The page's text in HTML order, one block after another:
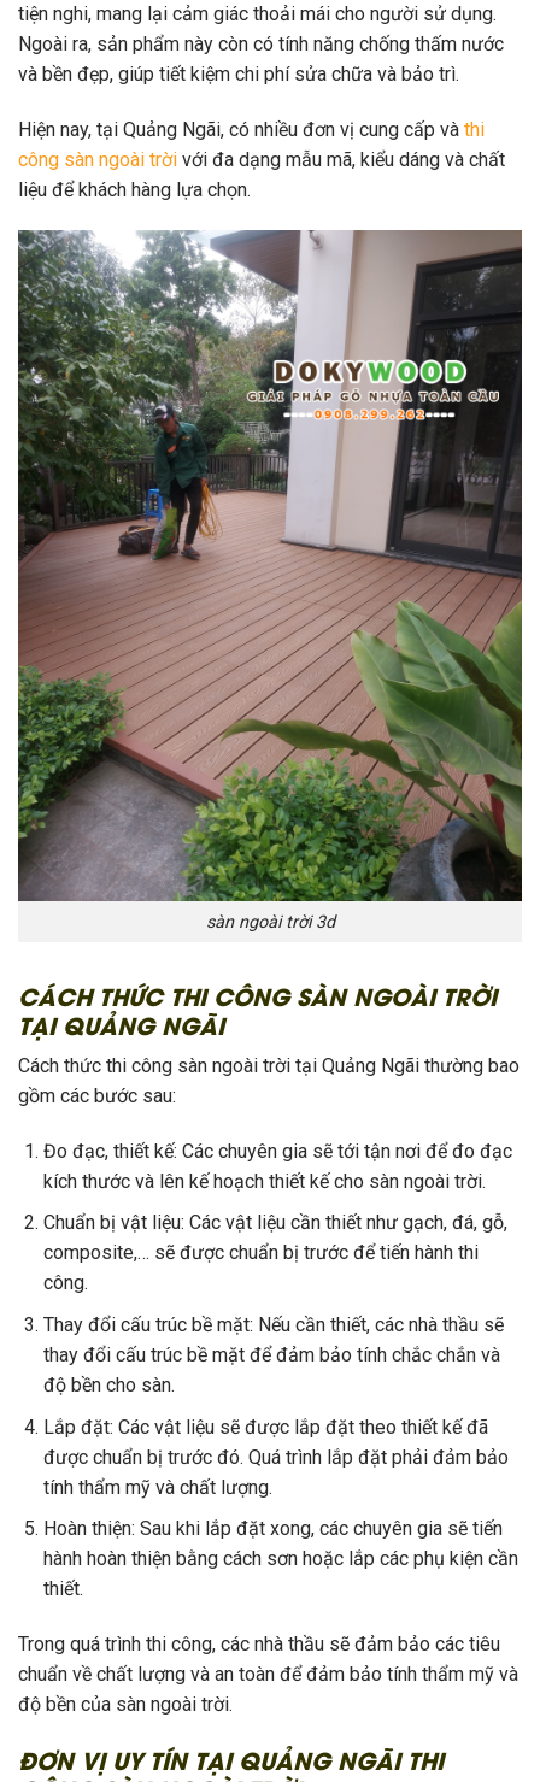
tiện nghi, mang lại cảm giác thoải mái cho người sử dụng.
Ngoài ra, sản phẩm này còn có tính năng chống thấm nước
và bền đẹp, giúp tiết kiệm chi phí sửa chữa và bảo trì.
Hiện nay, tại Quảng Ngãi, có nhiều đơn vị cung cấp và thi
công sàn ngoài trời với đa dạng mẫu mã, kiểu dáng và chất
liệu để khách hàng lựa chọn.
sàn ngoài trời 3d
CÁCH THỨC THI CÔNG SÀN NGOÀI TRỜI
TẠI QUẢNG NGÃI
Cách thức thi công sàn ngoài trời tại Quảng Ngãi thường bao
gồm các bước sau:
Đo đạc, thiết kế: Các chuyên gia sẽ tới tận nơi để đo đạc
kích thước và lên kế hoạch thiết kế cho sàn ngoài trời.
Chuẩn bị vật liệu: Các vật liệu cần thiết như gạch, đá, gỗ,
composite,… sẽ được chuẩn bị trước để tiến hành thi
công.
Thay đổi cấu trúc bề mặt: Nếu cần thiết, các nhà thầu sẽ
thay đổi cấu trúc bề mặt để đảm bảo tính chắc chắn và
độ bền cho sàn.
Lắp đặt: Các vật liệu sẽ được lắp đặt theo thiết kế đã
được chuẩn bị trước đó. Quá trình lắp đặt phải đảm bảo
tính thẩm mỹ và chất lượng.
Hoàn thiện: Sau khi lắp đặt xong, các chuyên gia sẽ tiến
hành hoàn thiện bằng cách sơn hoặc lắp các phụ kiện cần
thiết.
Trong quá trình thi công, các nhà thầu sẽ đảm bảo các tiêu
chuẩn về chất lượng và an toàn để đảm bảo tính thẩm mỹ và
độ bền của sàn ngoài trời.
ĐƠN VỊ UY TÍN TẠI QUẢNG NGÃI THI